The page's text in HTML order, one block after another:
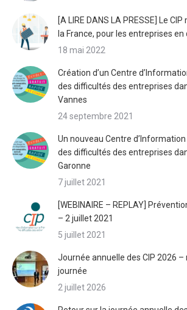
[A LIRE DANS LA PRESSE] Le
la France, pour les entreprises
18 mai 2022
Création d’un Centre
des difficultés des entreprises
Vannes
24 septembre 2021
Un nouveau Centre
des difficultés des entreprises
Garonne
7 juillet 2021
[WEBINAIRE – REPLAY]
– 2 juillet 2021
5 juillet 2021
Journée annuelle des CIP 2026 –
journée
2 juillet 2026